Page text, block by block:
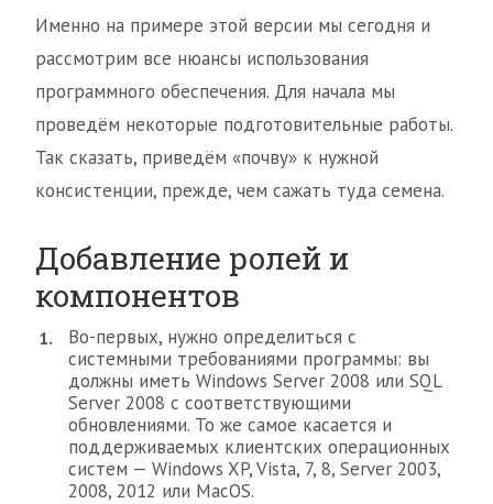
Именно на примере этой версии мы сегодня и
рассмотрим все нюансы использования
программного обеспечения. Для начала мы
проведём некоторые подготовительные работы.
Так сказать, приведём «почву» к нужной
консистенции, прежде, чем сажать туда семена.
Добавление ролей и
компонентов
Во-первых, нужно определиться с
системными требованиями программы: вы
должны иметь Windows Server 2008 или SQL
Server 2008 с соответствующими
обновлениями. То же самое касается и
поддерживаемых клиентских операционных
систем — Windows XP, Vista, 7, 8, Server 2003,
2008, 2012 или MacOS.